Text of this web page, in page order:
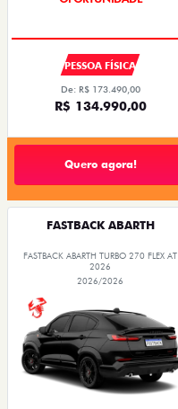
OPORTUNIDADE
PESSOA FÍSICA
De: R$ 173.490,00
R$ 134.990,00
Quero agora!
FASTBACK ABARTH
FASTBACK ABARTH TURBO 270 FLEX AT
2026
2026/2026